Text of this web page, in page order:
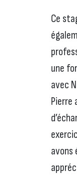
Ce
une
avec
Pierre
avons